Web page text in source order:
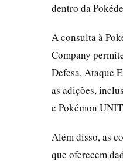
dentro da
A consulta à
Company
Defesa, Ataque
as adições,
e Pokémon
Além disso, as
que oferecem